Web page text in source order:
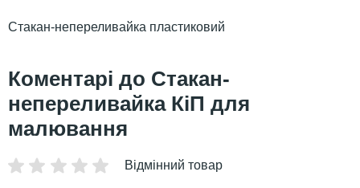
Стакан-непереливайка пластиковий
Стакан-
непереливайка КіП для
малювання